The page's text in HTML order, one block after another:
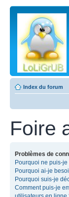
Index du forum
Foire
Problèmes de
Pourquoi ne puis-
Pourquoi ai-je
Pourquoi suis-je
Comment puis-je